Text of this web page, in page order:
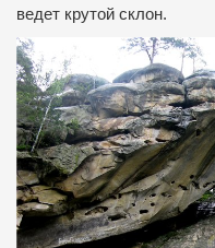
ведет крутой склон.